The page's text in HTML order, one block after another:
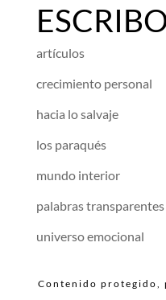
artículos
crecimiento personal
hacia lo salvaje
los paraqués
mundo interior
palabras transparentes
universo emocional
Contenido protegido,